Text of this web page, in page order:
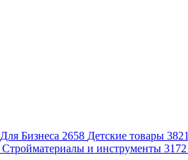
Для Бизнеса 2658 Детские товары 3821
Стройматериалы и инструменты 3172